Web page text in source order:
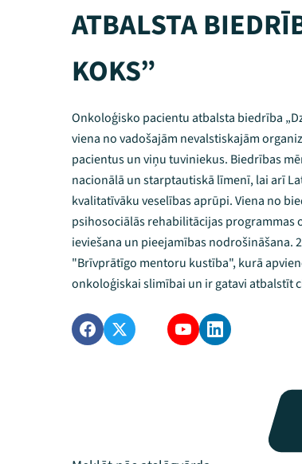
ATBALSTA
KOKS”
Onkoloģisko pacientu atbalsta biedrība
viena no vadošajām nevalstiskajām
pacientus un viņu tuviniekus. Biedrības
nacionālā un starptautiskā līmenī, lai arī
kvalitatīvāku veselības aprūpi. Viena no
psihosociālās rehabilitācijas programmas
ieviešana un pieejamības nodrošināšana.
"Brīvprātīgo mentoru kustība", kurā
onkoloģiskai slimībai un ir gatavi atbalstīt